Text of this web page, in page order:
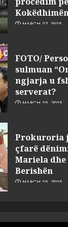
MARCH 27, 2025
sulmuan
ngjarja u
serverat?
MARCH 25, 2025
çfarë
Mariela
Berishën
MARCH 25, 2025
ngjau me